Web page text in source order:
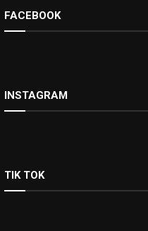
FACEBOOK
INSTAGRAM
TIK TOK